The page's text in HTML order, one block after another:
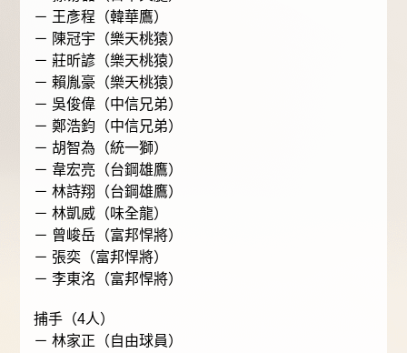
－ 王彥程（韓華鷹）
－ 陳冠宇（樂天桃猿）
－ 莊昕諺（樂天桃猿）
－ 賴胤豪（樂天桃猿）
－ 吳俊偉（中信兄弟）
－ 鄭浩鈞（中信兄弟）
－ 胡智為（統一獅）
－ 韋宏亮（台鋼雄鷹）
－ 林詩翔（台鋼雄鷹）
－ 林凱威（味全龍）
－ 曾峻岳（富邦悍將）
－ 張奕（富邦悍將）
－ 李東洺（富邦悍將）
捕手（4人）
－ 林家正（自由球員）